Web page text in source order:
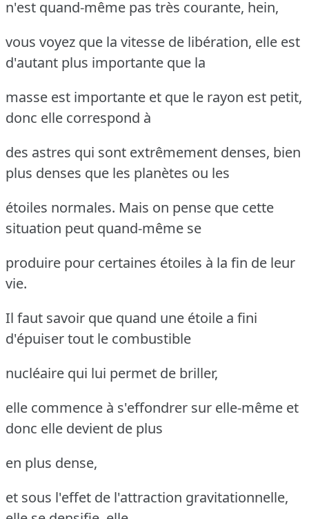
n'est quand-même pas très courante, hein,
vous voyez que la vitesse de libération, elle est
d'autant plus importante que la
masse est importante et que le rayon est petit,
donc elle correspond à
des astres qui sont extrêmement denses, bien
plus denses que les planètes ou les
étoiles normales. Mais on pense que cette
situation peut quand-même se
produire pour certaines étoiles à la fin de leur
vie.
Il faut savoir que quand une étoile a fini
d'épuiser tout le combustible
nucléaire qui lui permet de briller,
elle commence à s'effondrer sur elle-même et
donc elle devient de plus
en plus dense,
et sous l'effet de l'attraction gravitationnelle,